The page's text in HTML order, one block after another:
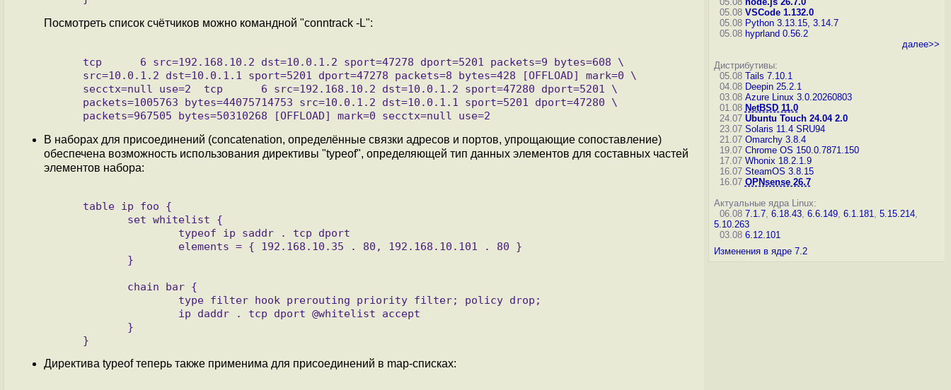
Посмотреть список счётчиков можно командной "conntrack -L":
В наборах для присоединений (concatenation, определённые связки адресов и портов, упрощающие сопоставление)
обеспечена возможность использования директивы "typeof", определяющей тип данных элементов для составных частей
элементов набора:
Директива typeof теперь также применима для присоединений в map-списках:
05.08 VSCode 1.132.0
05.08 Python 3.13.15, 3.14.7
05.08 hyprland 0.56.2
далее>>
Дистрибутивы:
05.08 Tails 7.10.1
04.08 Deepin 25.2.1
03.08 Azure Linux 3.0.20260803
01.08 NetBSD 11.0
24.07 Ubuntu Touch 24.04 2.0
23.07 Solaris 11.4 SRU94
21.07 Omarchy 3.8.4
19.07 Chrome OS 150.0.7871.150
17.07 Whonix 18.2.1.9
16.07 SteamOS 3.8.15
16.07 OPNsense 26.7
Актуальные ядра Linux:
06.08 7.1.7, 6.18.43, 6.6.149, 6.1.181, 5.15.214,
5.10.263
03.08 6.12.101
Изменения в ядре 7.2